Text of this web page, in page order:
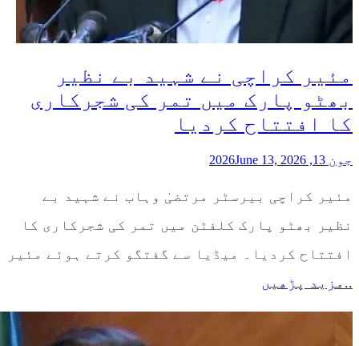
مئیر کراچی نے شہید بے نظیر
بھٹو پارک میں تمر کی شجرکاری
کا افتتاح کردیا
جون 13, 2026 June 13, 2026
مئیر کراچی بیرسٹر مرتضیٰ وہاب نے شہید بے
نظیر بھٹو پارک کلفٹن میں تمر کی شجرکاری کا
افتتاح کردیا۔ میڈیا سے گفتگو کرتے ہوئے مئیر
..مزید پڑھیں